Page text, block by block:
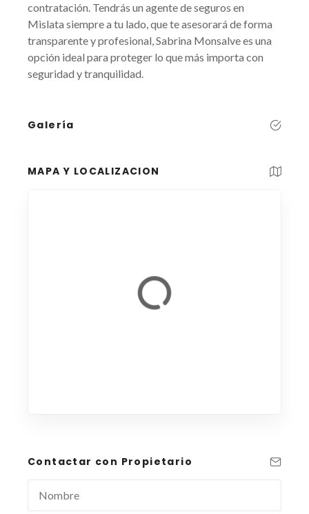
contratación. Tendrás un agente de seguros en
Mislata siempre a tu lado, que te asesorará de forma
transparente y profesional, Sabrina Monsalve es una
opción ideal para proteger lo que más importa con
seguridad y tranquilidad.
Galería
MAPA Y LOCALIZACION
Contactar con Propietario